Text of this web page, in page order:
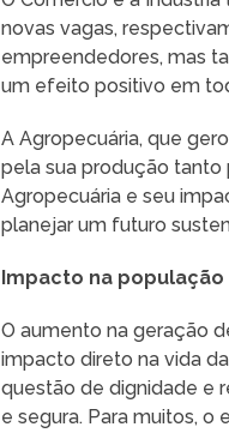
novas vagas,
empreendedores, mas
um efeito positivo em
A Agropecuária, que
pela sua produção tanto
Agropecuária e seu
planejar um futuro
Impacto na
O aumento na geração
impacto direto na vida
questão de dignidade e
e segura. Para muitos,